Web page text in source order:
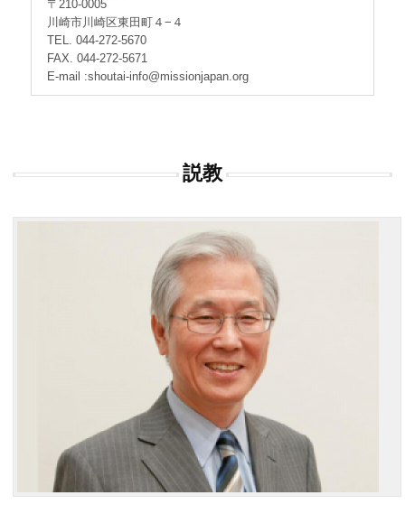
〒210-0005
川崎市川崎区東田町４−４
TEL. 044-272-5670
FAX. 044-272-5671
E-mail :shoutai-info@missionjapan.org
説教